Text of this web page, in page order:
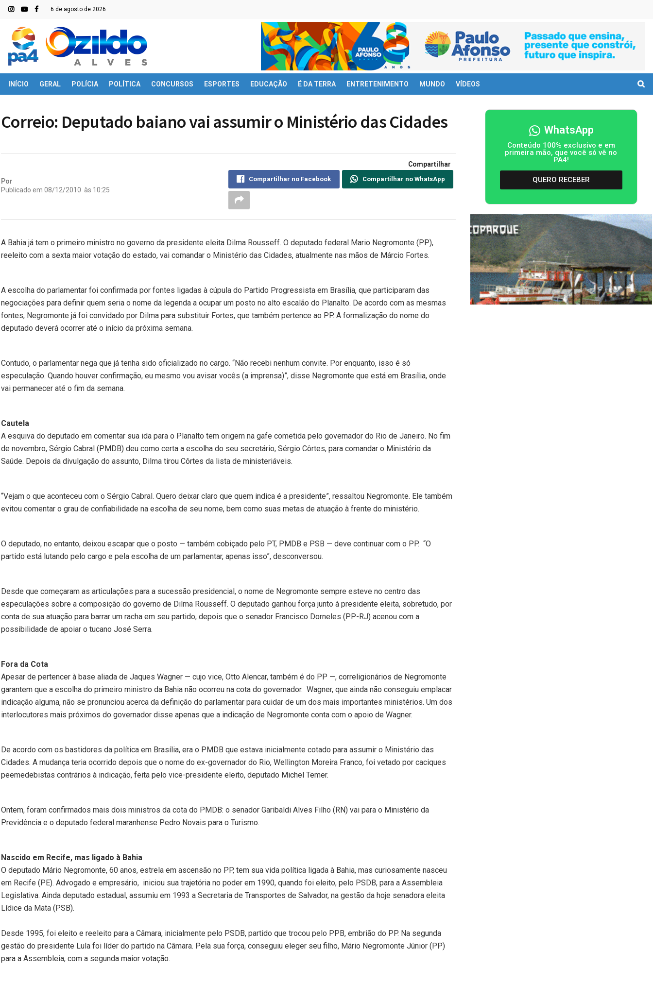
6 de agosto de 2026
INÍCIO GERAL POLÍCIA POLÍTICA CONCURSOS ESPORTES EDUCAÇÃO É DA TERRA ENTRETENIMENTO MUNDO VÍDEOS
Correio: Deputado baiano vai assumir o Ministério das Cidades
Por
Publicado em 08/12/2010 às 10:25
Compartilhar
Compartilhar no Facebook Compartilhar no WhatsApp
A Bahia já tem o primeiro ministro no governo da presidente eleita Dilma Rousseff. O deputado federal Mario Negromonte (PP),
reeleito com a sexta maior votação do estado, vai comandar o Ministério das Cidades, atualmente nas mãos de Márcio Fortes.
A escolha do parlamentar foi confirmada por fontes ligadas à cúpula do Partido Progressista em Brasília, que participaram das
negociações para definir quem seria o nome da legenda a ocupar um posto no alto escalão do Planalto. De acordo com as mesmas
fontes, Negromonte já foi convidado por Dilma para substituir Fortes, que também pertence ao PP. A formalização do nome do
deputado deverá ocorrer até o início da próxima semana.
Contudo, o parlamentar nega que já tenha sido oficializado no cargo. “Não recebi nenhum convite. Por enquanto, isso é só
especulação. Quando houver confirmação, eu mesmo vou avisar vocês (a imprensa)”, disse Negromonte que está em Brasília, onde
vai permanecer até o fim da semana.
Cautela
A esquiva do deputado em comentar sua ida para o Planalto tem origem na gafe cometida pelo governador do Rio de Janeiro. No fim
de novembro, Sérgio Cabral (PMDB) deu como certa a escolha do seu secretário, Sérgio Côrtes, para comandar o Ministério da
Saúde. Depois da divulgação do assunto, Dilma tirou Côrtes da lista de ministeriáveis.
“Vejam o que aconteceu com o Sérgio Cabral. Quero deixar claro que quem indica é a presidente”, ressaltou Negromonte. Ele também
evitou comentar o grau de confiabilidade na escolha de seu nome, bem como suas metas de atuação à frente do ministério.
O deputado, no entanto, deixou escapar que o posto — também cobiçado pelo PT, PMDB e PSB — deve continuar com o PP. “O
partido está lutando pelo cargo e pela escolha de um parlamentar, apenas isso”, desconversou.
Desde que começaram as articulações para a sucessão presidencial, o nome de Negromonte sempre esteve no centro das
especulações sobre a composição do governo de Dilma Rousseff. O deputado ganhou força junto à presidente eleita, sobretudo, por
conta de sua atuação para barrar um racha em seu partido, depois que o senador Francisco Dorneles (PP-RJ) acenou com a
possibilidade de apoiar o tucano José Serra.
Fora da Cota
Apesar de pertencer à base aliada de Jaques Wagner — cujo vice, Otto Alencar, também é do PP —, correligionários de Negromonte
garantem que a escolha do primeiro ministro da Bahia não ocorreu na cota do governador. Wagner, que ainda não conseguiu emplacar
indicação alguma, não se pronunciou acerca da definição do parlamentar para cuidar de um dos mais importantes ministérios. Um dos
interlocutores mais próximos do governador disse apenas que a indicação de Negromonte conta com o apoio de Wagner.
De acordo com os bastidores da política em Brasília, era o PMDB que estava inicialmente cotado para assumir o Ministério das
Cidades. A mudança teria ocorrido depois que o nome do ex-governador do Rio, Wellington Moreira Franco, foi vetado por caciques
peemedebistas contrários à indicação, feita pelo vice-presidente eleito, deputado Michel Temer.
Ontem, foram confirmados mais dois ministros da cota do PMDB: o senador Garibaldi Alves Filho (RN) vai para o Ministério da
Previdência e o deputado federal maranhense Pedro Novais para o Turismo.
Nascido em Recife, mas ligado à Bahia
O deputado Mário Negromonte, 60 anos, estrela em ascensão no PP, tem sua vida política ligada à Bahia, mas curiosamente nasceu
em Recife (PE). Advogado e empresário, iniciou sua trajetória no poder em 1990, quando foi eleito, pelo PSDB, para a Assembleia
Legislativa. Ainda deputado estadual, assumiu em 1993 a Secretaria de Transportes de Salvador, na gestão da hoje senadora eleita
Lídice da Mata (PSB).
Desde 1995, foi eleito e reeleito para a Câmara, inicialmente pelo PSDB, partido que trocou pelo PPB, embrião do PP. Na segunda
gestão do presidente Lula foi líder do partido na Câmara. Pela sua força, conseguiu eleger seu filho, Mário Negromonte Júnior (PP)
para a Assembleia, com a segunda maior votação.
WhatsApp
Conteúdo 100% exclusivo e em
primeira mão, que você só vê no
PA4!
QUERO RECEBER